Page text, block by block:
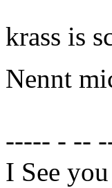
krass is
Nennt
----- - --
I See